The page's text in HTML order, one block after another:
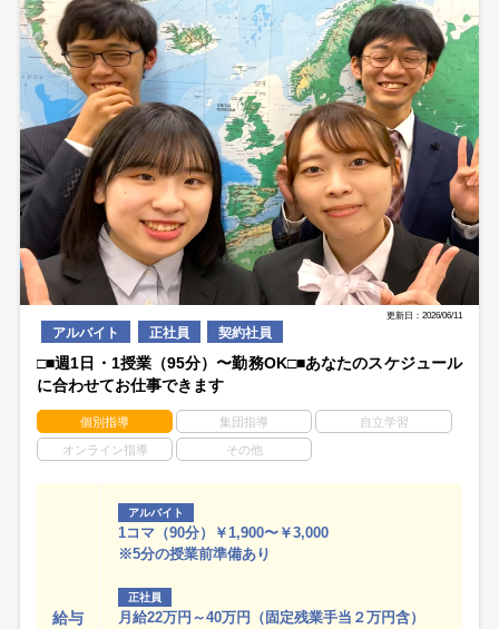
更新日：2026/06/11
アルバイト 正社員 契約社員
□■週1日・1授業（95分）〜勤務OK□■あなたのスケジュール
に合わせてお仕事できます
個別指導 集団指導 自立学習
オンライン指導 その他
給与
アルバイト
1コマ（90分）￥1,900〜￥3,000
※5分の授業前準備あり
正社員
月給22万円～40万円（固定残業手当２万円含）